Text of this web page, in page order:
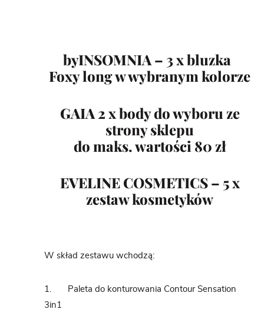
byINSOMNIA – 3 x bluzka
Foxy longw wybranym kolorze
GAIA 2 x body do wyboru ze
strony sklepu
do maks. wartości 80 zł
EVELINE COSMETICS – 5 x
zestaw kosmetyków
W skład zestawu wchodzą:
1. Paleta do konturowania Contour Sensation
3in1